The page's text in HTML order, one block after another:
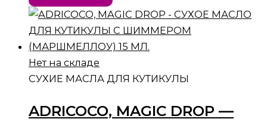
Нет на складе
СУХИЕ МАСЛА ДЛЯ КУТИКУЛЫ
ADRICOCO, MAGIC DROP —